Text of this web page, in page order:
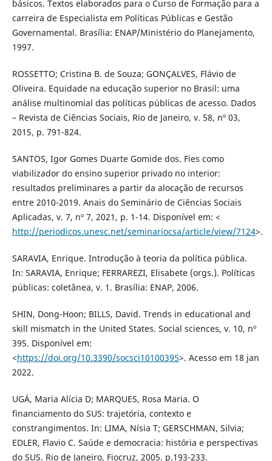
básicos. Textos elaborados para o Curso de Formação para a
carreira de Especialista em Políticas Públicas e Gestão
Governamental. Brasília: ENAP/Ministério do Planejamento,
1997.
ROSSETTO; Cristina B. de Souza; GONÇALVES, Flávio de
Oliveira. Equidade na educação superior no Brasil: uma
análise multinomial das políticas públicas de acesso. Dados
– Revista de Ciências Sociais, Rio de Janeiro, v. 58, nº 03,
2015, p. 791-824.
SANTOS, Igor Gomes Duarte Gomide dos. Fies como
viabilizador do ensino superior privado no interior:
resultados preliminares a partir da alocação de recursos
entre 2010-2019. Anais do Seminário de Ciências Sociais
Aplicadas, v. 7, nº 7, 2021, p. 1-14. Disponível em: <
http://periodicos.unesc.net/seminariocsa/article/view/7124>.
SARAVIA, Enrique. Introdução à teoria da política pública.
In: SARAVIA, Enrique; FERRAREZI, Elisabete (orgs.). Políticas
públicas: coletânea, v. 1. Brasília: ENAP, 2006.
SHIN, Dong-Hoon; BILLS, David. Trends in educational and
skill mismatch in the United States. Social sciences, v. 10, nº
395. Disponível em:
<https://doi.org/10.3390/socsci10100395>. Acesso em 18 jan
2022.
UGÁ, Maria Alícia D; MARQUES, Rosa Maria. O
financiamento do SUS: trajetória, contexto e
constrangimentos. In: LIMA, Nísia T; GERSCHMAN, Silvia;
EDLER, Flavio C. Saúde e democracia: história e perspectivas
do SUS. Rio de Janeiro, Fiocruz, 2005. p.193-233.